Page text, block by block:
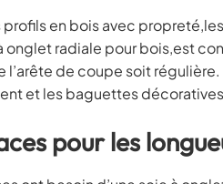
profils en bois avec
onglet radiale pour bois,est
l’arête de coupe soit
et les baguettes
pour les